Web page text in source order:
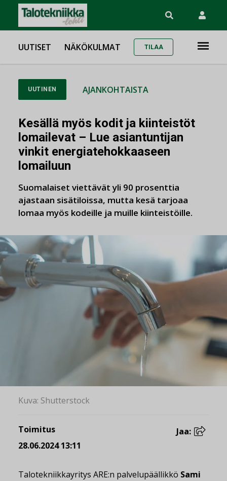
UUTISET NÄKÖKULMAT TILAA
UUTINEN AJANKOHTAISTA
Kesällä myös kodit ja kiinteistöt
lomailevat – Lue asiantuntijan
vinkit energiatehokkaaseen
lomailuun
Suomalaiset viettävät yli 90 prosenttia
ajastaan sisätiloissa, mutta kesä tarjoaa
lomaa myös kodeille ja muille kiinteistöille.
Kuva: Shutterstock
Toimitus
28.06.2024 13:11
Jaa:
Talotekniikkayritys ARE:n palvelupäällikkö Sami